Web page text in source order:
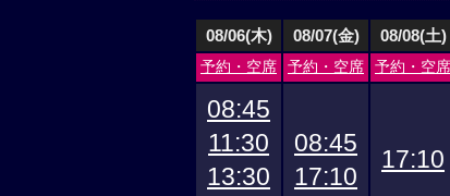
08/06(木) 08/07(金) 08/08(土)
予約・空席 予約・空席 予約・空席
08:45
11:30
13:30
08:45
17:10
17:10